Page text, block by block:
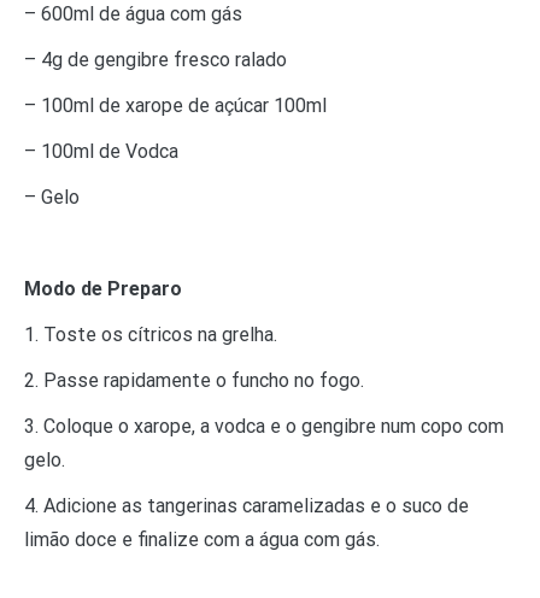
– 600ml de água com gás
– 4g de gengibre fresco ralado
– 100ml de xarope de açúcar 100ml
– 100ml de Vodca
– Gelo
Modo de Preparo
1. Toste os cítricos na grelha.
2. Passe rapidamente o funcho no fogo.
3. Coloque o xarope, a vodca e o gengibre num copo com
gelo.
4. Adicione as tangerinas caramelizadas e o suco de
limão doce e finalize com a água com gás.